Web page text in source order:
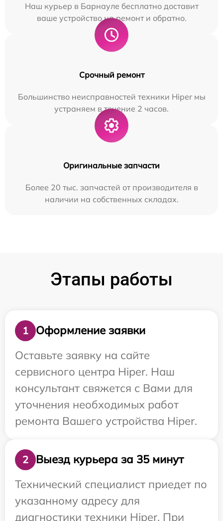
Наш курьер в Барнауле бесплатно доставит
ваше устройство на ремонт и обратно.
Срочный ремонт
Большинство неисправностей техники Hiper мы
устраняем в течение 2 часов.
Оригинальные запчасти
Более 20 тыс. запчастей от производителя в
наличии на собственных складах.
Этапы работы
1
Оформление заявки
Оставьте заявку на сайте
сервисного центра Hiper. Наш
консультант свяжется с Вами для
уточнения необходимых работ
ремонта Вашего устройства Hiper.
2
Выезд курьера за 35 минут
Технический специалист приедет по
указанному адресу для
диагностики техники Hiper. При